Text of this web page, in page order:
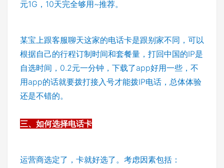
元1G，10天完全够用~推荐。
某宝上跟客服聊天这家的电话卡是跟别家不同，可以
根据自己的行程订制时间和套餐量，打回中国的IP是
自选时间，0.2元一分钟，下载了app好用一些，不
用app的话就要拨打接入号才能拨IP电话，总体体验
还是不错的。
三、如何选择电话卡
运营商选定了，卡就好选了。考虑因素包括：